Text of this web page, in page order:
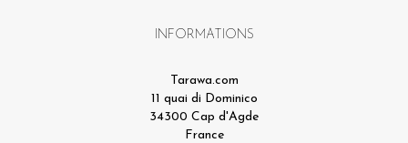
INFORMATIONS
Tarawa.com
11 quai di Dominico
34300 Cap d'Agde
France